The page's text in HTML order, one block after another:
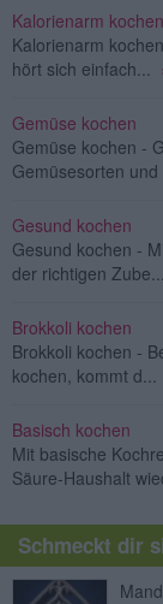
Kalorienarm kochen
Kalorienarm
hört sich einfach...
Gemüse kochen
Gemüse kochen -
Gemüsesorten und
Gesund kochen
Gesund kochen -
der richtigen Zube...
Brokkoli kochen
Brokkoli kochen -
kochen, kommt d...
Basisch kochen
Mit basische
Säure-Haushalt
Schmeckt dir